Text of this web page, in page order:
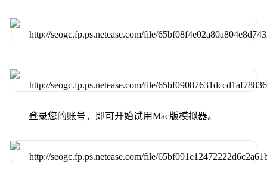
登录您的账号，即可开始试用Mac版模拟器。